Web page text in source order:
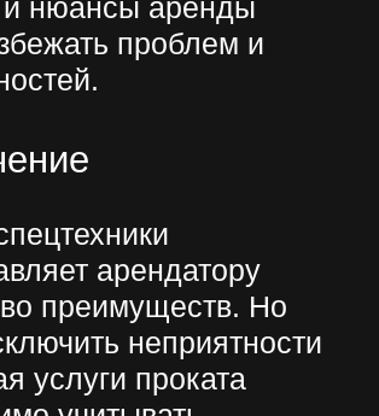
политика
аренды не
расценки могут
учитывать
решения
выбора машины
и
работы.